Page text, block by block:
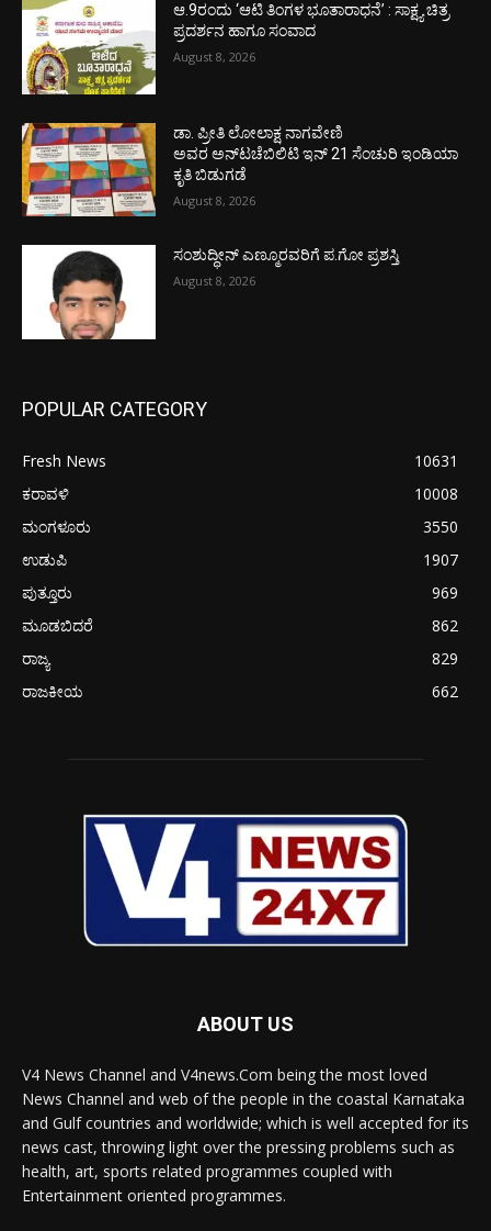
ಆ.9ರಂದು ‘ಆಟಿ ತಿಂಗಳ ಭೂತಾರಾಧನೆ’ : ಸಾಕ್ಷ್ಯ ಚಿತ್ರ
ಪ್ರದರ್ಶನ ಹಾಗೂ ಸಂವಾದ
August 8, 2026
ಡಾ. ಪ್ರೀತಿ ಲೋಲಾಕ್ಷ ನಾಗವೇಣಿ
ಅವರ ಅನ್‌ಟಚೆಬಿಲಿಟಿ ಇನ್ 21 ಸೆಂಚುರಿ ಇಂಡಿಯಾ
ಕೃತಿ ಬಿಡುಗಡೆ
August 8, 2026
ಸಂಶುದ್ಧೀನ್ ಎಣ್ಮೂರವರಿಗೆ ಪ.ಗೋ ಪ್ರಶಸ್ತಿ
August 8, 2026
POPULAR CATEGORY
Fresh News
10631
ಕರಾವಳಿ
10008
ಮಂಗಳೂರು
3550
ಉಡುಪಿ
1907
ಪುತ್ತೂರು
969
ಮೂಡಬಿದರೆ
862
ರಾಜ್ಯ
829
ರಾಜಕೀಯ
662
ABOUT US
V4 News Channel and V4news.Com being the most loved
News Channel and web of the people in the coastal Karnataka
and Gulf countries and worldwide; which is well accepted for its
news cast, throwing light over the pressing problems such as
health, art, sports related programmes coupled with
Entertainment oriented programmes.